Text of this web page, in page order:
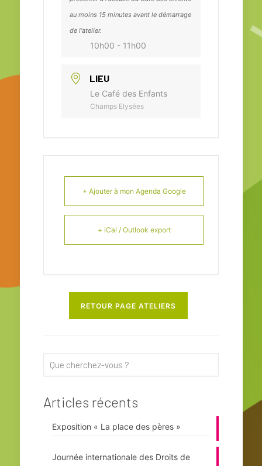
au moins 15 minutes avant le démarrage
de l'atelier.
10h00 - 11h00
LIEU
Le Café des Enfants
Champs Elysées
+ Ajouter à mon Agenda Google
+ iCal / Outlook export
RETOUR PAGE ATELIERS
Articles récents
Exposition « La place des pères »
Journée internationale des Droits de